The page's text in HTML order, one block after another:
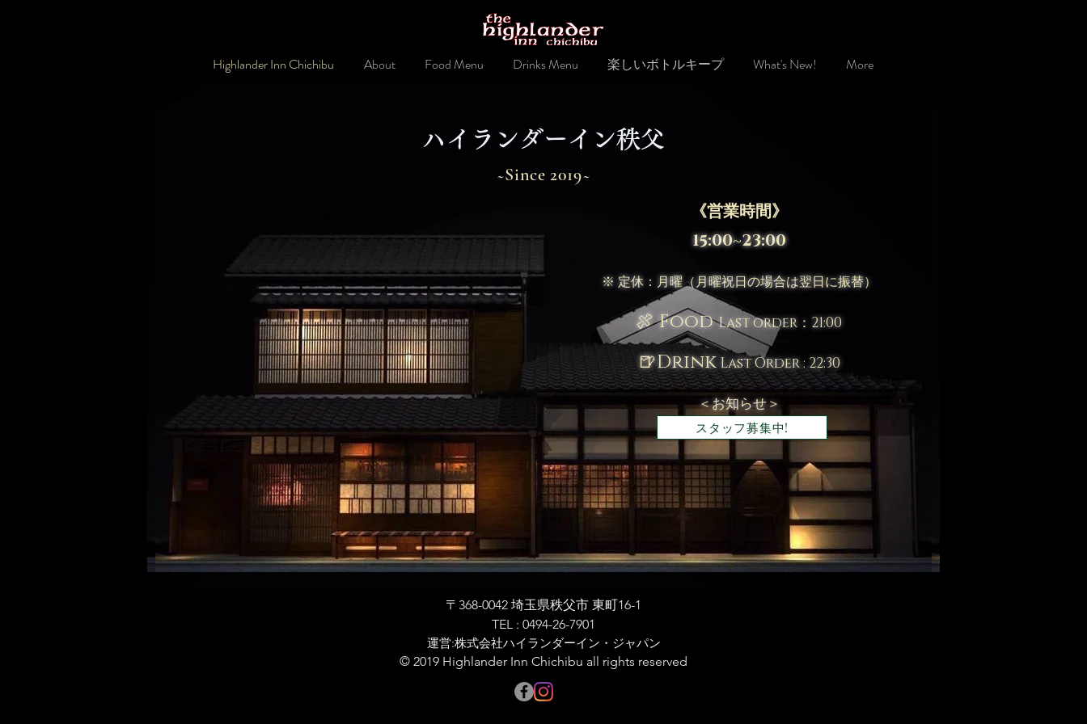
Highlander Inn Chichibu About Food Menu Drinks Menu 楽しいボトルキープ What's New! More
​ハイランダーイン秩父
~Since 2019~
15:00~23:00
※ 定休：月曜（月曜祝日の場合は翌日に振替）
🍖 FoodLast order：21:00
🍺DrinkLast Order : 22:30
​＜お知らせ＞
《営業時間》
スタッフ募集中!
〒368-0042 埼玉県秩父市 東町16-1​
TEL : 0494-26-7901
​運営:株式会社ハイランダーイン・ジャパン
© 2019 Highlander Inn Chichibu all rights reserved